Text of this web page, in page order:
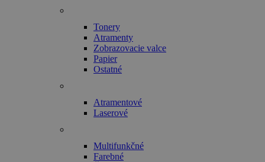
Tonery
Atramenty
Zobrazovacie valce
Papier
Ostatné
Atramentové
Laserové
Multifunkčné
Farebné